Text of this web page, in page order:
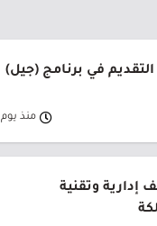
في برنامج (جيل)
منذ يوم
إدارية وتقنية